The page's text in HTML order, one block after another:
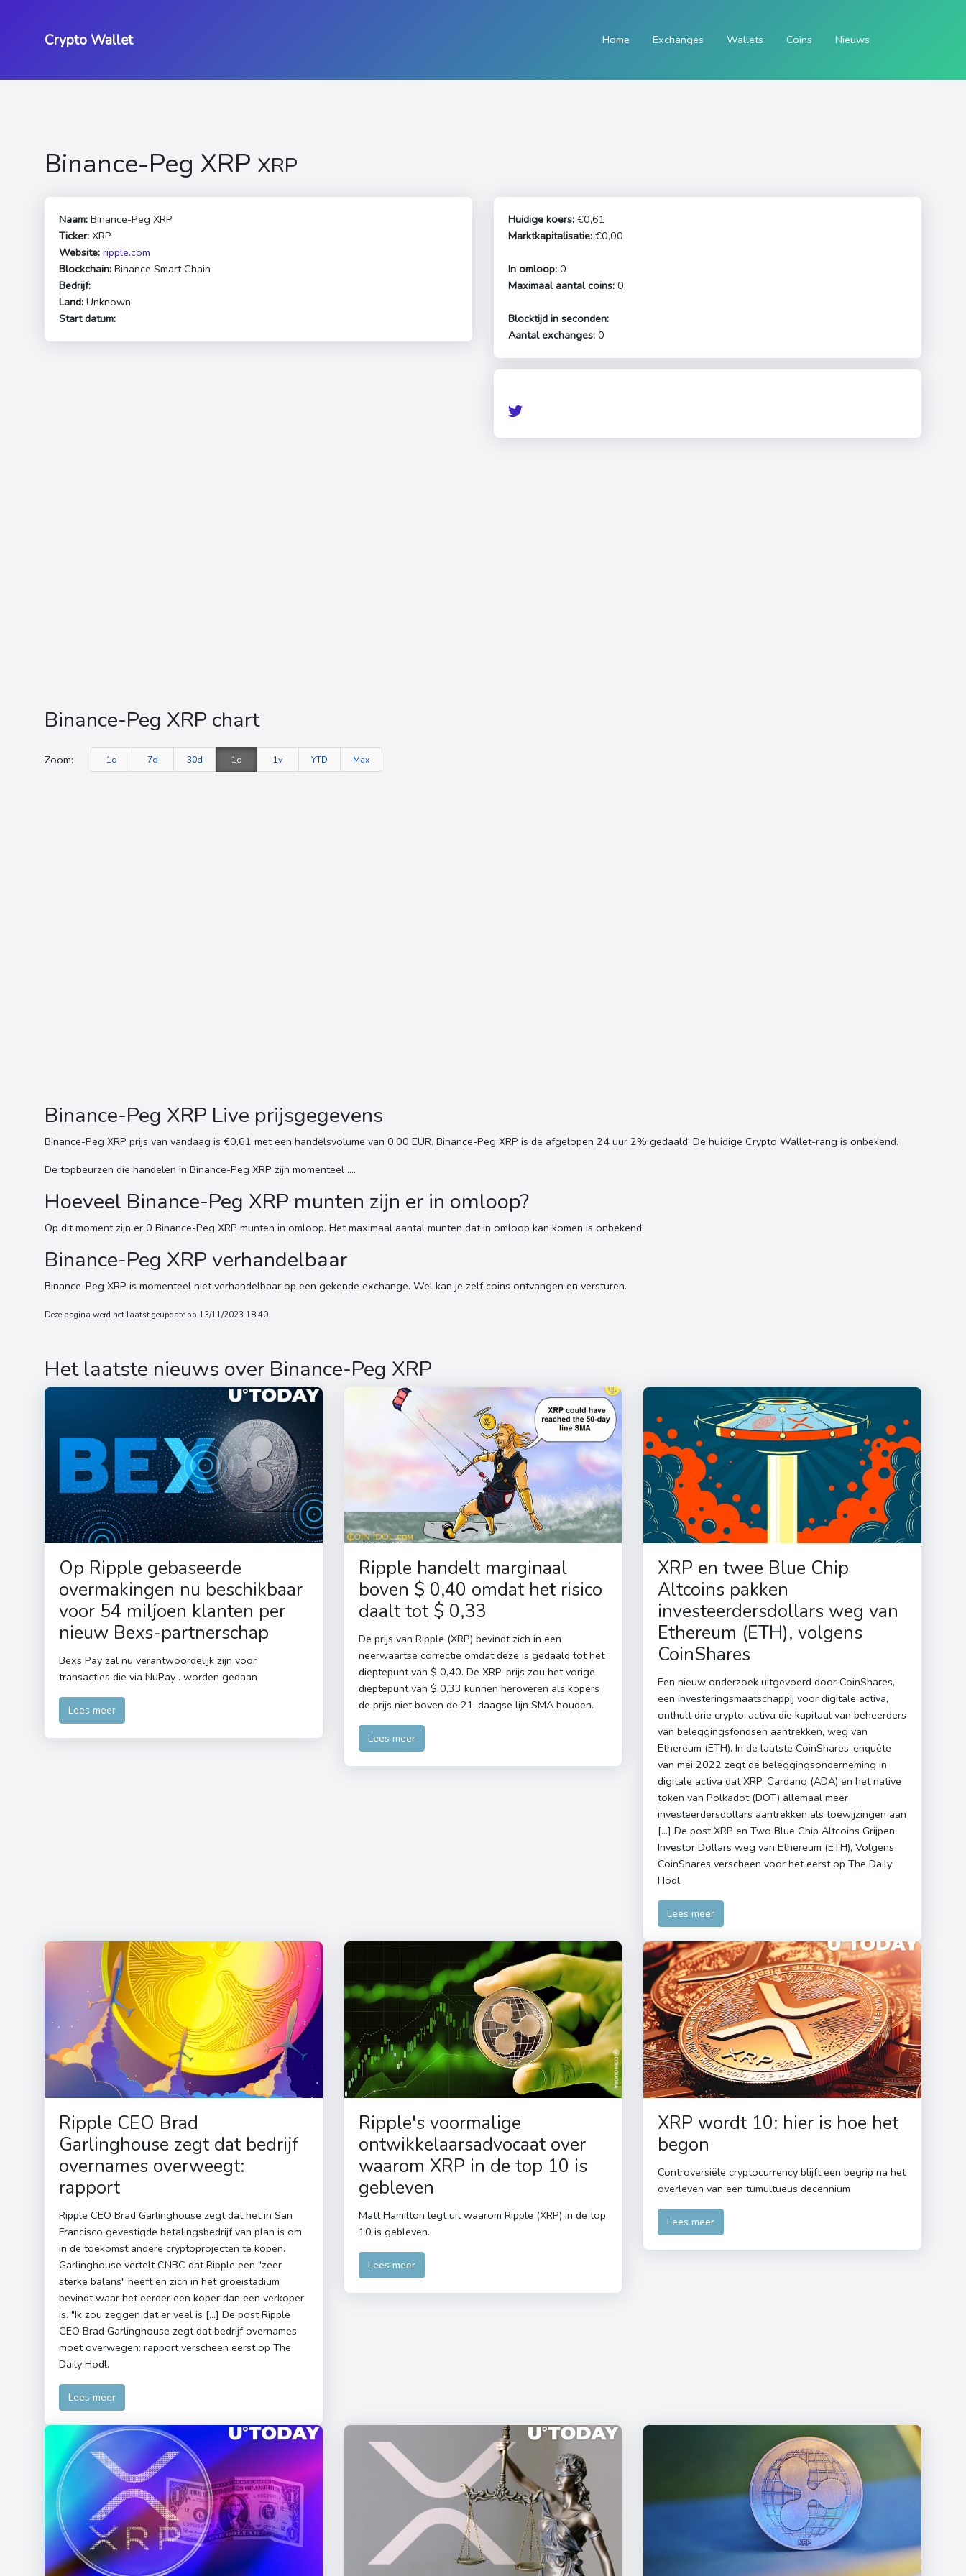
Crypto Wallet Home Exchanges Wallets Coins Nieuws
Binance-Peg XRP XRP
Naam: Binance-Peg XRP
Ticker: XRP
Website: ripple.com
Blockchain: Binance Smart Chain
Bedrijf:
Land: Unknown
Start datum:
Huidige koers: €0,61
Marktkapitalisatie: €0,00
In omloop: 0
Maximaal aantal coins: 0
Blocktijd in seconden:
Aantal exchanges: 0
Binance-Peg XRP chart
Zoom: 1d 7d 30d 1q 1y YTD Max
Binance-Peg XRP Live prijsgegevens
Binance-Peg XRP prijs van vandaag is €0,61 met een handelsvolume van 0,00 EUR. Binance-Peg XRP is de afgelopen 24 uur 2% gedaald. De huidige Crypto Wallet-rang is onbekend.
De topbeurzen die handelen in Binance-Peg XRP zijn momenteel ....
Hoeveel Binance-Peg XRP munten zijn er in omloop?
Op dit moment zijn er 0 Binance-Peg XRP munten in omloop. Het maximaal aantal munten dat in omloop kan komen is onbekend.
Binance-Peg XRP verhandelbaar
Binance-Peg XRP is momenteel niet verhandelbaar op een gekende exchange. Wel kan je zelf coins ontvangen en versturen.
Deze pagina werd het laatst geupdate op 13/11/2023 18:40
Het laatste nieuws over Binance-Peg XRP
Op Ripple gebaseerde
overmakingen nu beschikbaar
voor 54 miljoen klanten per
nieuw Bexs-partnerschap
Bexs Pay zal nu verantwoordelijk zijn voor
transacties die via NuPay . worden gedaan
Lees meer
Ripple handelt marginaal
boven $ 0,40 omdat het risico
daalt tot $ 0,33
De prijs van Ripple (XRP) bevindt zich in een
neerwaartse correctie omdat deze is gedaald tot het
dieptepunt van $ 0,40. De XRP-prijs zou het vorige
dieptepunt van $ 0,33 kunnen heroveren als kopers
de prijs niet boven de 21-daagse lijn SMA houden.
Lees meer
XRP en twee Blue Chip
Altcoins pakken
investeerdersdollars weg van
Ethereum (ETH), volgens
CoinShares
Een nieuw onderzoek uitgevoerd door CoinShares,
een investeringsmaatschappij voor digitale activa,
onthult drie crypto-activa die kapitaal van beheerders
van beleggingsfondsen aantrekken, weg van
Ethereum (ETH). In de laatste CoinShares-enquête
van mei 2022 zegt de beleggingsonderneming in
digitale activa dat XRP, Cardano (ADA) en het native
token van Polkadot (DOT) allemaal meer
investeerdersdollars aantrekken als toewijzingen aan
[…] De post XRP en Two Blue Chip Altcoins Grijpen
Investor Dollars weg van Ethereum (ETH), Volgens
CoinShares verscheen voor het eerst op The Daily
Hodl.
Lees meer
Ripple CEO Brad
Garlinghouse zegt dat bedrijf
overnames overweegt:
rapport
Ripple CEO Brad Garlinghouse zegt dat het in San
Francisco gevestigde betalingsbedrijf van plan is om
in de toekomst andere cryptoprojecten te kopen.
Garlinghouse vertelt CNBC dat Ripple een "zeer
sterke balans" heeft en zich in het groeistadium
bevindt waar het eerder een koper dan een verkoper
is. "Ik zou zeggen dat er veel is […] De post Ripple
CEO Brad Garlinghouse zegt dat bedrijf overnames
moet overwegen: rapport verscheen eerst op The
Daily Hodl.
Lees meer
Ripple's voormalige
ontwikkelaarsadvocaat over
waarom XRP in de top 10 is
gebleven
Matt Hamilton legt uit waarom Ripple (XRP) in de top
10 is gebleven.
Lees meer
XRP wordt 10: hier is hoe het
begon
Controversiële cryptocurrency blijft een begrip na het
overleven van een tumultueus decennium
Lees meer